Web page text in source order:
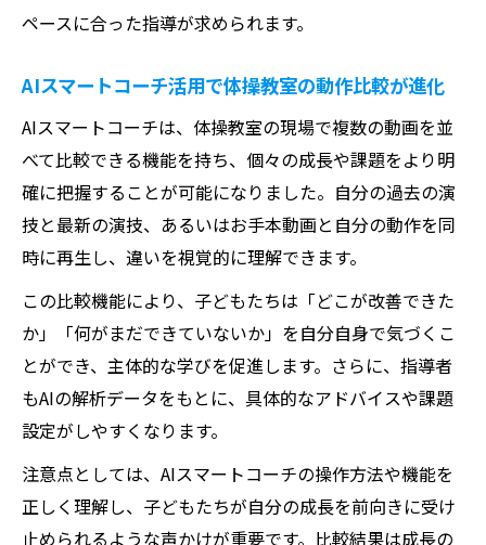
ペースに合った指導が求められます。
AIスマートコーチ活用で体操教室の動作比較が進化
AIスマートコーチは、体操教室の現場で複数の動画を並
べて比較できる機能を持ち、個々の成長や課題をより明
確に把握することが可能になりました。自分の過去の演
技と最新の演技、あるいはお手本動画と自分の動作を同
時に再生し、違いを視覚的に理解できます。
この比較機能により、子どもたちは「どこが改善できた
か」「何がまだできていないか」を自分自身で気づくこ
とができ、主体的な学びを促進します。さらに、指導者
もAIの解析データをもとに、具体的なアドバイスや課題
設定がしやすくなります。
注意点としては、AIスマートコーチの操作方法や機能を
正しく理解し、子どもたちが自分の成長を前向きに受け
止められるような声かけが重要です。比較結果は成長の